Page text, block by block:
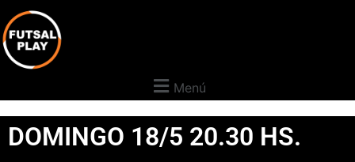
Menú
DOMINGO 18/5 20.30 HS.